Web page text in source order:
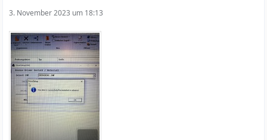
3. November 2023 um 18:13